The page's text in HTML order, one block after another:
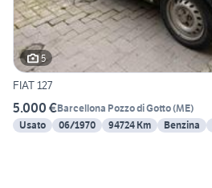
5
FIAT 127
5.000 €Barcellona Pozzo di Gotto(ME)
Usato
06/1970 94724 Km Benzina